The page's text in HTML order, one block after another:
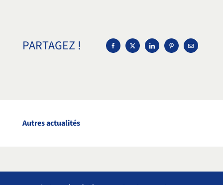
PARTAGEZ !
Autres actualités